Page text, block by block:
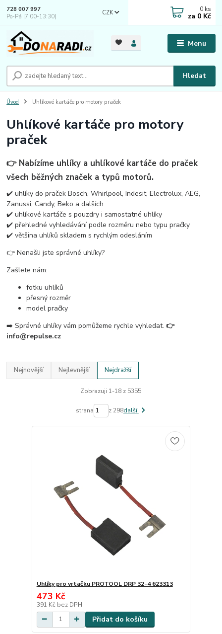
Menu
CZK
Hledat
728 007 997
Po-Pá |7:00-13:30|
0 ks
za 0 Kč
Úvod Uhlíkové kartáče pro motory praček
Uhlíkové kartáče pro motory
praček
👉 Nabízíme uhlíky a uhlíkové kartáče do praček
všech běžných značek a typů motorů.
✔️ uhlíky do praček Bosch, Whirlpool, Indesit, Electrolux, AEG,
Zanussi, Candy, Beko a dalších
✔️ uhlíkové kartáče s pouzdry i samostatné uhlíky
✔️ přehledné vyhledávání podle rozměru nebo typu pračky
✔️ většina uhlíků skladem s rychlým odesláním
👉 Nenašli jste správné uhlíky?
Zašlete nám:
fotku uhlíků
přesný rozměr
model pračky
➡️ Správné uhlíky vám pomůžeme rychle vyhledat.👉
info@repulse.cz
Nejnovější Nejlevnější Nejdražší
Zobrazuji 1-18 z 5355
strana z 298další
Uhlíky pro vrtačku PROTOOL DRP 32-4 623313
473 Kč
391 Kč bez DPH
Přidat do košíku